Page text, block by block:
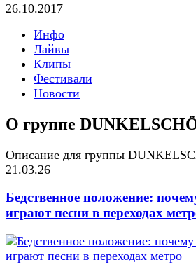
26.10.2017
Инфо
Лайвы
Клипы
Фестивали
Новости
О группе
Описание для группы
21.03.26
Бедственное положение:
играют песни в переходах